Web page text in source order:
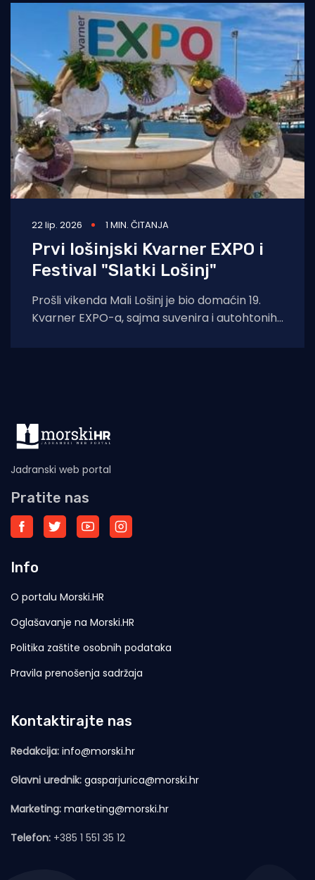
22 lip. 2026 1 MIN. ČITANJA
Prvi lošinjski Kvarner EXPO i
Festival "Slatki Lošinj"
Prošli vikenda Mali Lošinj je bio domaćin 19.
Kvarner EXPO-a, sajma suvenira i autohtonih
Jadranski web portal
Pratite nas
Info
O portalu Morski.HR
Oglašavanje na Morski.HR
Politika zaštite osobnih podataka
Pravila prenošenja sadržaja
Kontaktirajte nas
Redakcija: info@morski.hr
Glavni urednik: gasparjurica@morski.hr
Marketing: marketing@morski.hr
Telefon: +385 1 551 35 12